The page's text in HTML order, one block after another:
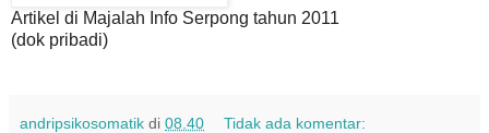
Artikel di Majalah Info Serpong tahun 2011
(dok pribadi)
andripsikosomatik di 08.40 Tidak ada komentar: